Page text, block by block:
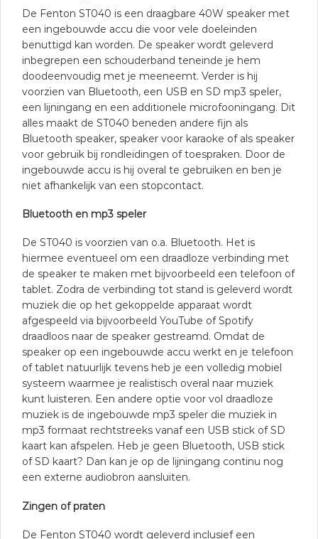
De Fenton ST040 is een draagbare 40W speaker met
een ingebouwde accu die voor vele doeleinden
benuttigd kan worden. De speaker wordt geleverd
inbegrepen een schouderband teneinde je hem
doodeenvoudig met je meeneemt. Verder is hij
voorzien van Bluetooth, een USB en SD mp3 speler,
een lijningang en een additionele microfooningang. Dit
alles maakt de ST040 beneden andere fijn als
Bluetooth speaker, speaker voor karaoke of als speaker
voor gebruik bij rondleidingen of toespraken. Door de
ingebouwde accu is hij overal te gebruiken en ben je
niet afhankelijk van een stopcontact.
Bluetooth en mp3 speler
De ST040 is voorzien van o.a. Bluetooth. Het is
hiermee eventueel om een draadloze verbinding met
de speaker te maken met bijvoorbeeld een telefoon of
tablet. Zodra de verbinding tot stand is geleverd wordt
muziek die op het gekoppelde apparaat wordt
afgespeeld via bijvoorbeeld YouTube of Spotify
draadloos naar de speaker gestreamd. Omdat de
speaker op een ingebouwde accu werkt en je telefoon
of tablet natuurlijk tevens heb je een volledig mobiel
systeem waarmee je realistisch overal naar muziek
kunt luisteren. Een andere optie voor vol draadloze
muziek is de ingebouwde mp3 speler die muziek in
mp3 formaat rechtstreeks vanaf een USB stick of SD
kaart kan afspelen. Heb je geen Bluetooth, USB stick
of SD kaart? Dan kan je op de lijningang continu nog
een externe audiobron aansluiten.
Zingen of praten
De Fenton ST040 wordt geleverd inclusief een